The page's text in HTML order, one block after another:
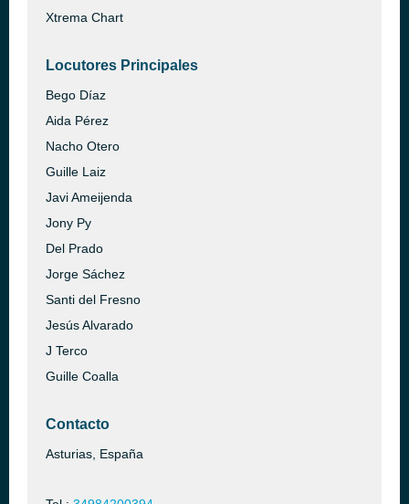
Xtrema Chart
Locutores Principales
Bego Díaz
Aida Pérez
Nacho Otero
Guille Laiz
Javi Ameijenda
Jony Py
Del Prado
Jorge Sáchez
Santi del Fresno
Jesús Alvarado
J Terco
Guille Coalla
Contacto
Asturias, España